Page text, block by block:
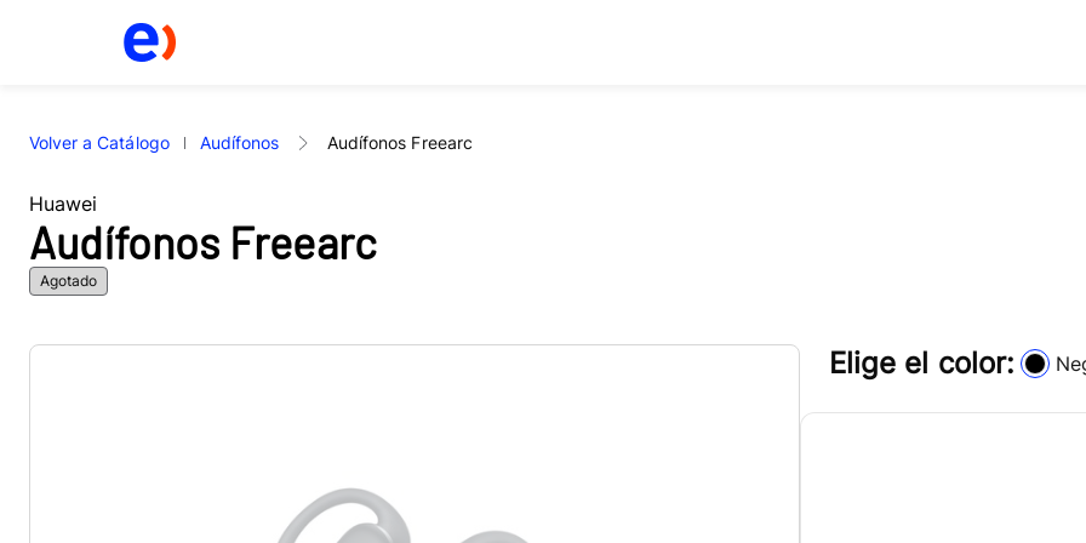
Volver a Catálogo Audífonos Audífonos Freearc
Huawei
Audífonos Freearc
Agotado
Elige el color: